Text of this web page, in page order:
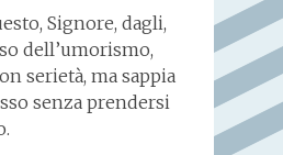
Signore, dagli,
dell’umorismo,
serietà, ma sappia
senza prendersi